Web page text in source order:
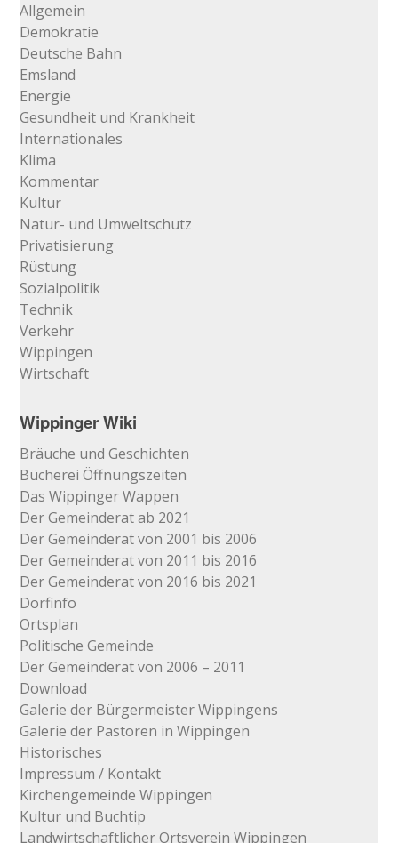
Allgemein
Demokratie
Deutsche Bahn
Emsland
Energie
Gesundheit und Krankheit
Internationales
Klima
Kommentar
Kultur
Natur- und Umweltschutz
Privatisierung
Rüstung
Sozialpolitik
Technik
Verkehr
Wippingen
Wirtschaft
Wippinger Wiki
Bräuche und Geschichten
Bücherei Öffnungszeiten
Das Wippinger Wappen
Der Gemeinderat ab 2021
Der Gemeinderat von 2001 bis 2006
Der Gemeinderat von 2011 bis 2016
Der Gemeinderat von 2016 bis 2021
Dorfinfo
Ortsplan
Politische Gemeinde
Der Gemeinderat von 2006 – 2011
Download
Galerie der Bürgermeister Wippingens
Galerie der Pastoren in Wippingen
Historisches
Impressum / Kontakt
Kirchengemeinde Wippingen
Kultur und Buchtip
Landwirtschaftlicher Ortsverein Wippingen